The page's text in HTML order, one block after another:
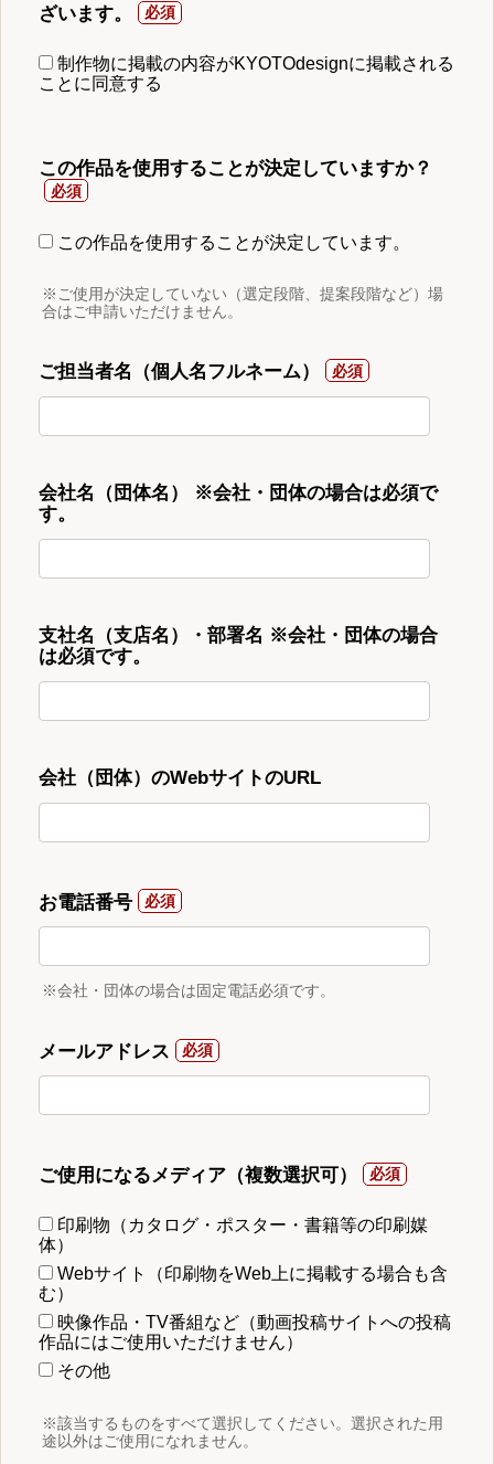
ざいます。
制作物に掲載の内容がKYOTOdesignに掲載される
ことに同意する
この作品を使用することが決定していますか？
この作品を使用することが決定しています。
※ご使用が決定していない（選定段階、提案段階など）場
合はご申請いただけません。
ご担当者名（個人名フルネーム）
会社名（団体名） ※会社・団体の場合は必須で
す。
支社名（支店名）・部署名 ※会社・団体の場合
は必須です。
会社（団体）のWebサイトのURL
お電話番号
※会社・団体の場合は固定電話必須です。
メールアドレス
ご使用になるメディア（複数選択可）
印刷物（カタログ・ポスター・書籍等の印刷媒
体）
Webサイト（印刷物をWeb上に掲載する場合も含
む）
映像作品・TV番組など（動画投稿サイトへの投稿
作品にはご使用いただけません）
その他
※該当するものをすべて選択してください。選択された用
途以外はご使用になれません。